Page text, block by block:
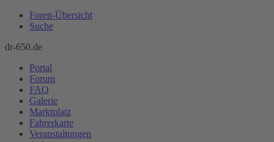
Foren-Übersicht
Suche
dr-650.de
Portal
Forum
FAQ
Galerie
Marktplatz
Fahrerkarte
Veranstaltungen